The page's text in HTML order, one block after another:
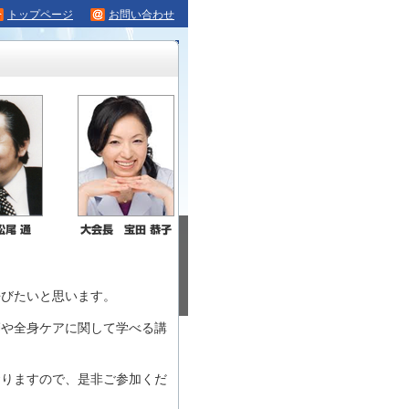
トップページ お問い合わせ
たいと思います。
全身ケアに関して学べる講
ますので、是非ご参加くだ